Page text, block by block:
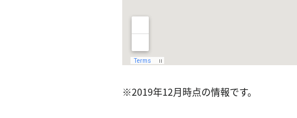
※2019年12月時点の情報です。